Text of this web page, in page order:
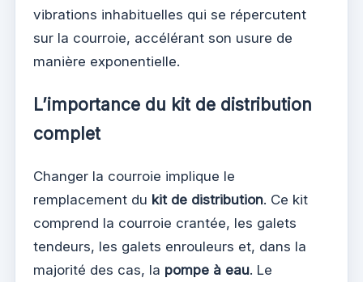
vibrations inhabituelles qui se répercutent
sur la courroie, accélérant son usure de
manière exponentielle.
L’importance du kit de distribution
complet
Changer la courroie implique le
remplacement du kit de distribution. Ce kit
comprend la courroie crantée, les galets
tendeurs, les galets enrouleurs et, dans la
majorité des cas, la pompe à eau. Le